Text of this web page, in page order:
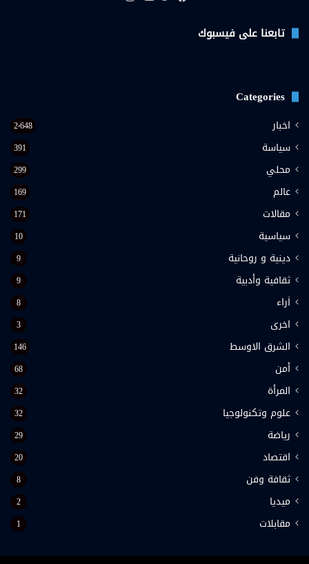
تابعنا على فيسبوك
Categories
اخبار 2٬648
سياسة 391
محلي 299
عالم 169
مقالات 171
سياسية 10
دينية و روحانية 9
ثقافية وأدبية 9
اَراء 8
اخرى 3
الشرق الاوسط 146
أمن 68
المرأة 32
علوم وتكنولوجيا 32
رياضة 29
اقتصاد 20
ثقافة وفن 8
ميديا 2
مقابلات 1